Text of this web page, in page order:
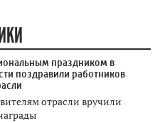
праздником в
поздравили работников
отрасли вручили